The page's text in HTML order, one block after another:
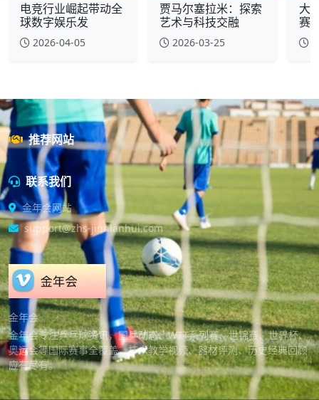
电竞行业崛起带动全
球数字娱乐发
2026-04-05
贾马尔塞拉米：探索
艺术与科技交融
2026-03-25
大
赛
推荐网站
联系我们
金年会网站
support@zhs-jinnianhui.com
金年会
金年会专注乒乓球资讯，国乒动态、WTT系列赛、世锦赛、世界杯、
奥运会等国际赛事全覆盖，技术教学视频、器材评测、历史经典回顾
应有尽有。